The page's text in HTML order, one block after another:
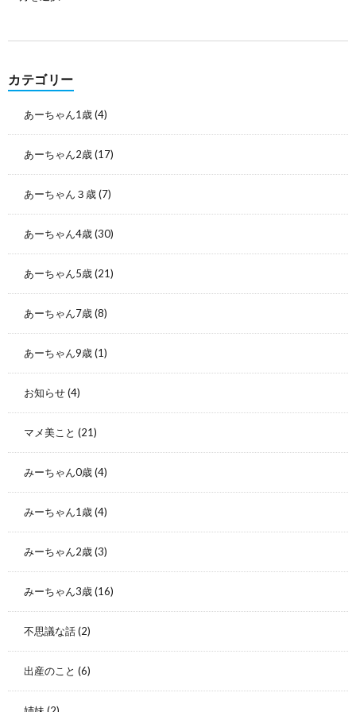
カテゴリー
あーちゃん1歳(4)
あーちゃん2歳(17)
あーちゃん３歳(7)
あーちゃん4歳(30)
あーちゃん5歳(21)
あーちゃん7歳(8)
あーちゃん9歳(1)
お知らせ(4)
マメ美こと (21)
みーちゃん0歳(4)
みーちゃん1歳(4)
みーちゃん2歳(3)
みーちゃん3歳(16)
不思議な話(2)
出産のこと (6)